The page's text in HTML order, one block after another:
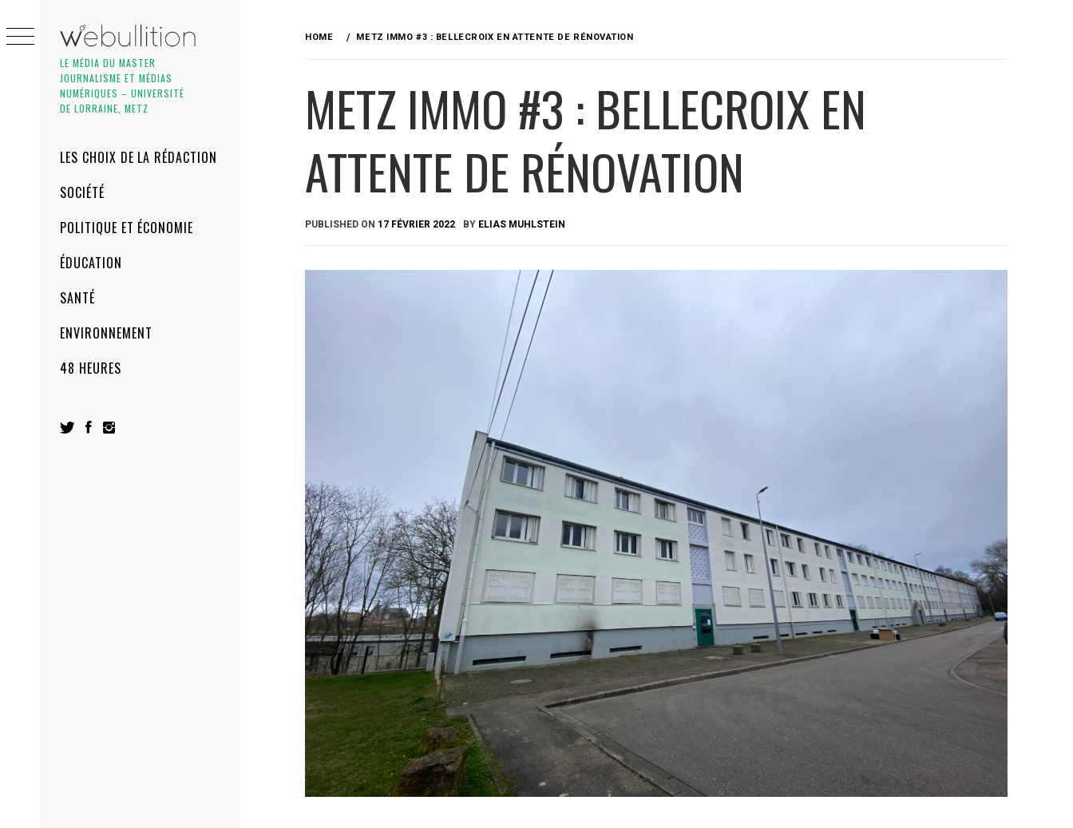
LE MÉDIA DU MASTER
JOURNALISME ET MÉDIAS
NUMÉRIQUES – UNIVERSITÉ
DE LORRAINE, METZ
MenuLES CHOIX DE LA RÉDACTION
SOCIÉTÉ
POLITIQUE ET ÉCONOMIE
ÉDUCATION
SANTÉ
ENVIRONNEMENT
48 HEURES
to
content
HOME METZ IMMO #3 : BELLECROIX EN ATTENTE DE RÉNOVATION
METZ IMMO #3 : BELLECROIX EN
ATTENTE DE RÉNOVATION
PUBLISHED ON 17 FÉVRIER 2022 BY ELIAS MUHLSTEIN